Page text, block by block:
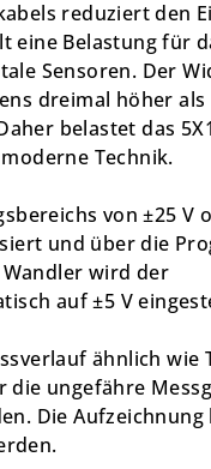
reduziert den
eine Belastung für
Sensoren. Der
dreimal höher als
belastet das
Technik.
von ±25 V
und über die
wird der
auf ±5 V
ähnlich wie
ungefähre
Die Aufzeichnung